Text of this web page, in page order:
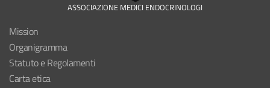
ASSOCIAZIONE MEDICI ENDOCRINOLOGI
Mission
Organigramma
Statuto e Regolamenti
Carta etica